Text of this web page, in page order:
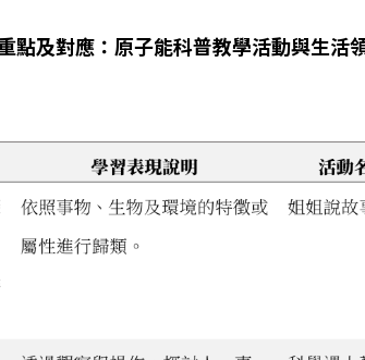
點及對應：原子能科普教學活動與生活